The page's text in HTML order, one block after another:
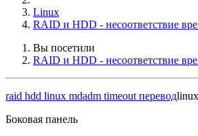
Linux
RAID и HDD - несоответствие
Вы посетили
RAID и HDD - несоответствие
raid hdd linux mdadm timeout перевод
Боковая панель